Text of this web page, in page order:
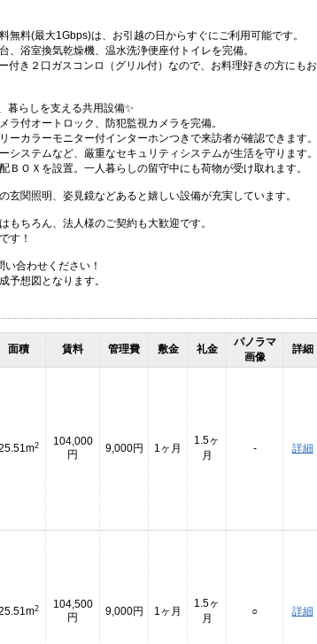
無料(最大1Gbps)は、お引越の日からすぐにご利用可能です。
、浴室換気乾燥機、温水洗浄便座付トイレを完備。
付き２口ガスコンロ（グリル付）なので、お料理好きの方にもお
暮らしを支える共用設備✨
ラ付オートロック、防犯監視カメラを完備。
ーカラーモニター付インターホンつきで来訪者が確認できます。
システムなど、厳重なセキュリティシステムが生活を守ります。
ＢＯＸを設置。一人暮らしの留守中にも荷物が受け取れます。
玄関照明、姿見鏡などあると嬉しい設備が充実しています。
もちろん、法人様のご契約も大歓迎です。
す！
合わせください！
予想図となります。
面積 賃料 管理費 敷金 礼金
パノラマ
画像
詳細
2
104,000
円
9,000円 1ヶ月
1.5ヶ
月
- 詳細
2
104,500
円
9,000円 1ヶ月
1.5ヶ
月
○ 詳細